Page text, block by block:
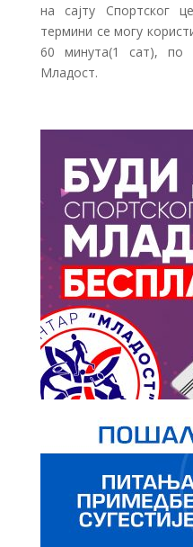
на сајту Спортског
термини се могу
60 минута(1 сат), по
Младост.